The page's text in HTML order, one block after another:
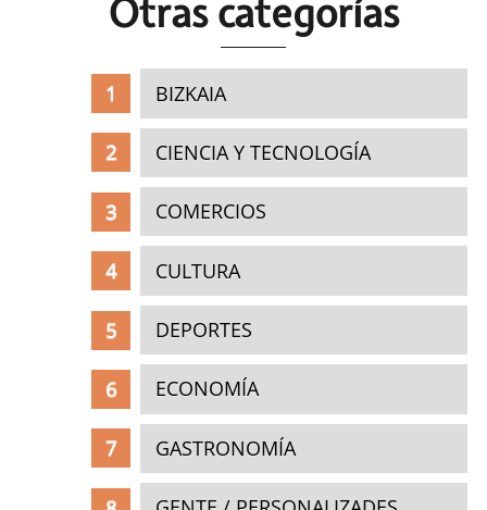
Otras categorías
BIZKAIA
CIENCIA Y TECNOLOGÍA
COMERCIOS
CULTURA
DEPORTES
ECONOMÍA
GASTRONOMÍA